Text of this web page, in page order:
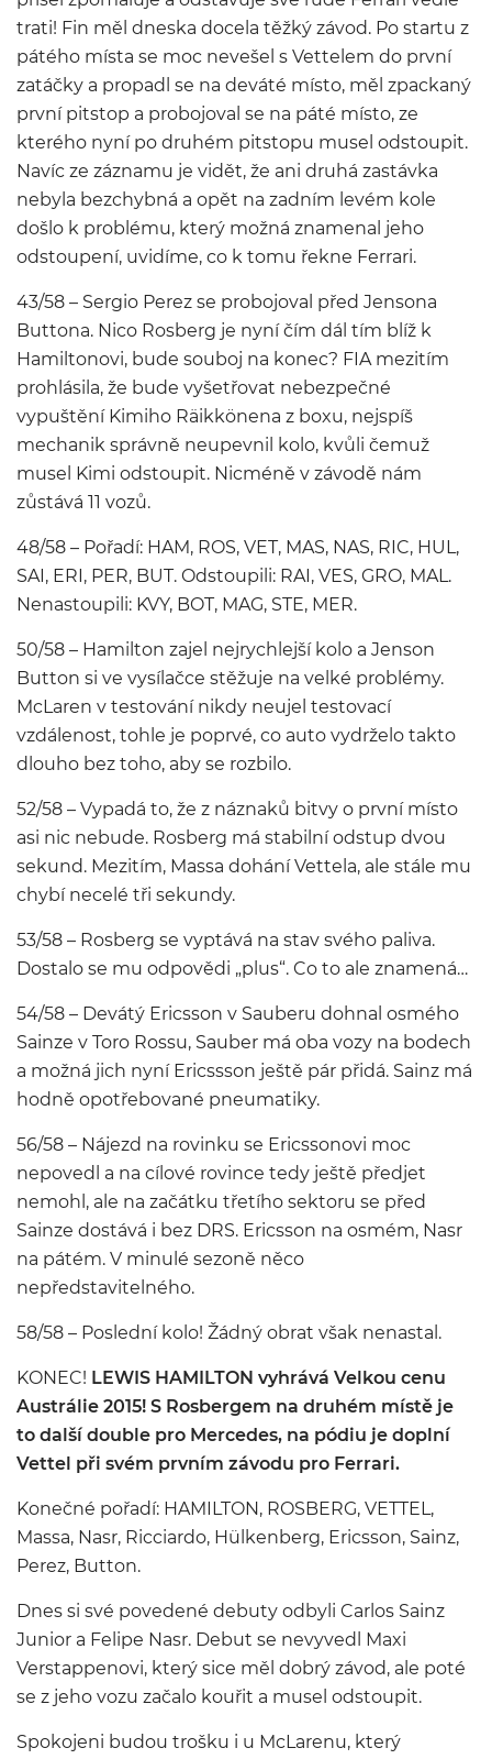
trati! Fin měl dneska docela těžký závod. Po startu z
pátého místa se moc nevešel s Vettelem do první
zatáčky a propadl se na deváté místo, měl zpackaný
první pitstop a probojoval se na páté místo, ze
kterého nyní po druhém pitstopu musel odstoupit.
Navíc ze záznamu je vidět, že ani druhá zastávka
nebyla bezchybná a opět na zadním levém kole
došlo k problému, který možná znamenal jeho
odstoupení, uvidíme, co k tomu řekne Ferrari.
43/58 – Sergio Perez se probojoval před Jensona
Buttona. Nico Rosberg je nyní čím dál tím blíž k
Hamiltonovi, bude souboj na konec? FIA mezitím
prohlásila, že bude vyšetřovat nebezpečné
vypuštění Kimiho Räikkönena z boxu, nejspíš
mechanik správně neupevnil kolo, kvůli čemuž
musel Kimi odstoupit. Nicméně v závodě nám
zůstává 11 vozů.
48/58 – Pořadí: HAM, ROS, VET, MAS, NAS, RIC, HUL,
SAI, ERI, PER, BUT. Odstoupili: RAI, VES, GRO, MAL.
Nenastoupili: KVY, BOT, MAG, STE, MER.
50/58 – Hamilton zajel nejrychlejší kolo a Jenson
Button si ve vysílačce stěžuje na velké problémy.
McLaren v testování nikdy neujel testovací
vzdálenost, tohle je poprvé, co auto vydrželo takto
dlouho bez toho, aby se rozbilo.
52/58 – Vypadá to, že z náznaků bitvy o první místo
asi nic nebude. Rosberg má stabilní odstup dvou
sekund. Mezitím, Massa dohání Vettela, ale stále mu
chybí necelé tři sekundy.
53/58 – Rosberg se vyptává na stav svého paliva.
Dostalo se mu odpovědi „plus“. Co to ale znamená…
54/58 – Devátý Ericsson v Sauberu dohnal osmého
Sainze v Toro Rossu, Sauber má oba vozy na bodech
a možná jich nyní Ericssson ještě pár přidá. Sainz má
hodně opotřebované pneumatiky.
56/58 – Nájezd na rovinku se Ericssonovi moc
nepovedl a na cílové rovince tedy ještě předjet
nemohl, ale na začátku třetího sektoru se před
Sainze dostává i bez DRS. Ericsson na osmém, Nasr
na pátém. V minulé sezoně něco
nepředstavitelného.
58/58 – Poslední kolo! Žádný obrat však nenastal.
KONEC! LEWIS HAMILTON vyhrává Velkou cenu
Austrálie 2015! S Rosbergem na druhém místě je
to další double pro Mercedes, na pódiu je doplní
Vettel při svém prvním závodu pro Ferrari.
Konečné pořadí: HAMILTON, ROSBERG, VETTEL,
Massa, Nasr, Ricciardo, Hülkenberg, Ericsson, Sainz,
Perez, Button.
Dnes si své povedené debuty odbyli Carlos Sainz
Junior a Felipe Nasr. Debut se nevyvedl Maxi
Verstappenovi, který sice měl dobrý závod, ale poté
se z jeho vozu začalo kouřit a musel odstoupit.
Spokojeni budou trošku i u McLarenu, který